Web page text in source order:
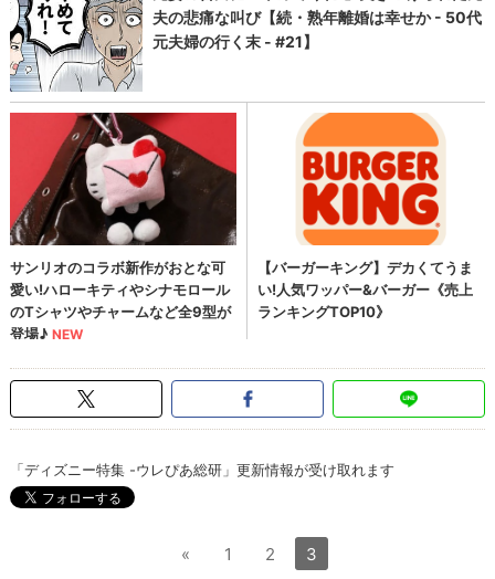
「ディズニー特集 -ウレぴあ総研」更新情報が受け取れます
« 1 2 3